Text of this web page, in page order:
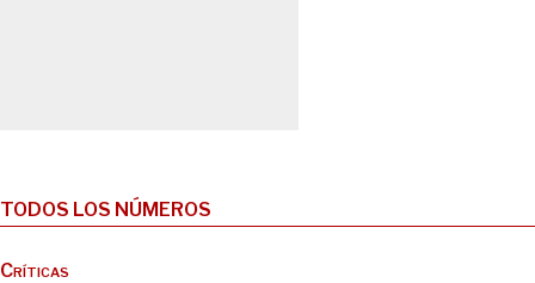
TODOS LOS NÚMEROS
Críticas